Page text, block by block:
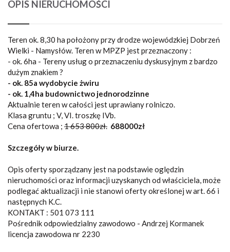
OPIS NIERUCHOMOŚCI
Teren ok. 8,30 ha położony przy drodze wojewódzkiej Dobrzeń
Wielki - Namysłów. Teren w MPZP jest przeznaczony :
- ok. 6ha - Tereny usług o przeznaczeniu dyskusyjnym z bardzo
dużym znakiem ?
- ok. 85a wydobycie żwiru
- ok. 1,4ha budownictwo jednorodzinne
Aktualnie teren w całości jest uprawiany rolniczo.
Klasa gruntu ; V, VI. troszkę IVb.
Cena ofertowa ; 1 653 800zł. 688000zł
Szczegóły w biurze.
Opis oferty sporządzany jest na podstawie oględzin
nieruchomości oraz informacji uzyskanych od właściciela, może
podlegać aktualizacji i nie stanowi oferty określonej w art. 66 i
następnych K.C.
KONTAKT : 501 073 111
Pośrednik odpowiedzialny zawodowo - Andrzej Kormanek
licencja zawodowa nr 2230